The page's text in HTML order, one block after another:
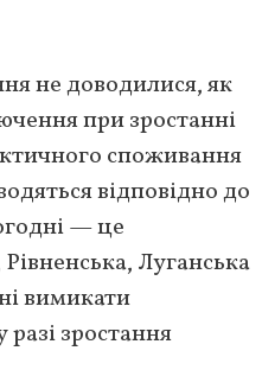
не доводилися, як
при зростанні
споживання
відповідно до
— це
Луганська
вимикати
разі зростання